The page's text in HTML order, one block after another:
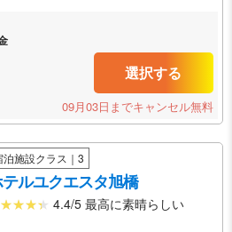
選択する
09月03日までキャンセル無料
泊施設クラス｜3
ルユクエスタ旭橋
4.4/5 最高に素晴らしい